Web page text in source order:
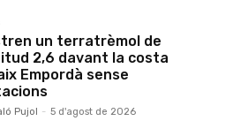
un terratrèmol de
2,6 davant la costa
Empordà sense
Pujol - 5 d'agost de 2026